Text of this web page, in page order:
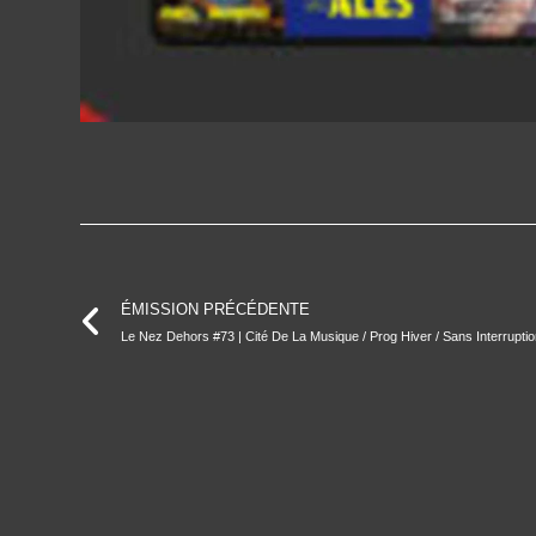
ÉMISSION PRÉCÉDENTE
Le Nez Dehors #73 | Cité De La Musique / Prog Hiver / Sans